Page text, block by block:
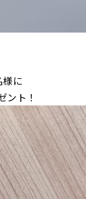
に
ント！